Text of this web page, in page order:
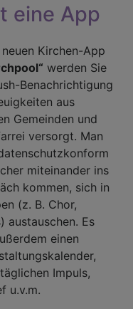
eine App
Kirchen-App
werden Sie
Benachrichtigung
aus
Gemeinden und
versorgt. Man
miteinander ins
kommen, sich in
(z. B. Chor,
austauschen. Es
einen
Impuls,
u.v.m.